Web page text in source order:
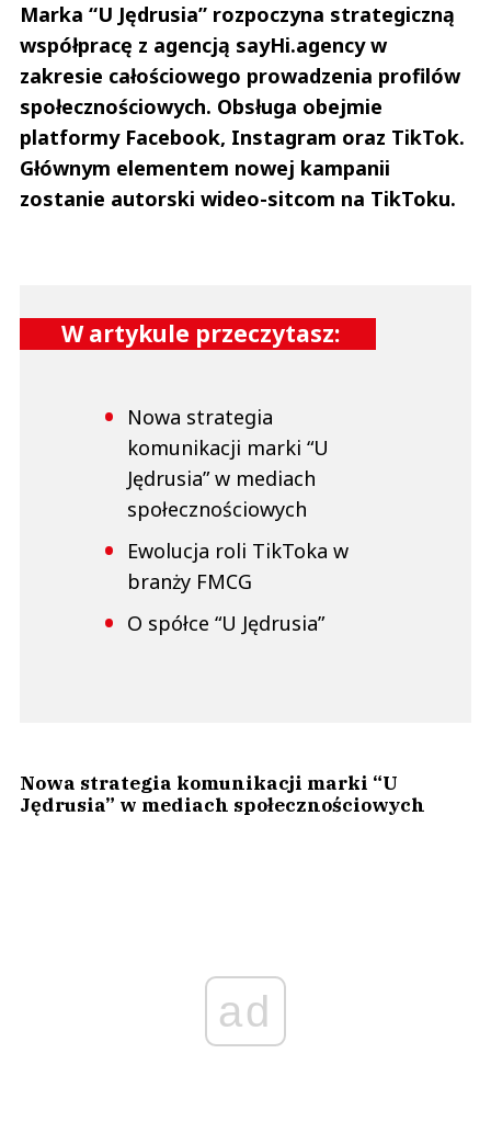
Marka “U Jędrusia” rozpoczyna strategiczną
współpracę z agencją sayHi.agency w
zakresie całościowego prowadzenia profilów
społecznościowych. Obsługa obejmie
platformy Facebook, Instagram oraz TikTok.
Głównym elementem nowej kampanii
zostanie autorski wideo-sitcom na TikToku.
W artykule przeczytasz:
Nowa strategia
komunikacji marki “U
Jędrusia” w mediach
społecznościowych
Ewolucja roli TikToka w
branży FMCG
O spółce “U Jędrusia”
Nowa strategia komunikacji marki “U
Jędrusia” w mediach społecznościowych
ad